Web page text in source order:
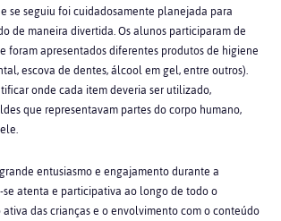
se seguiu foi cuidadosamente planejada para
de maneira divertida. Os alunos participaram de
foram apresentados diferentes produtos de higiene
escova de dentes, álcool em gel, entre outros).
onde cada item deveria ser utilizado,
que representavam partes do corpo humano,
entusiasmo e engajamento durante a
atenta e participativa ao longo de todo o
ativa das crianças e o envolvimento com o conteúdo